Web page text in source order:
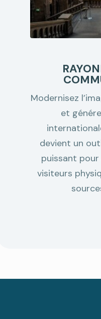
Modernisez
et
devient un
puissant
visiteurs